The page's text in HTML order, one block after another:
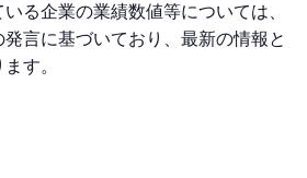
る企業の業績数値等については、
言に基づいており、最新の情報と
す。